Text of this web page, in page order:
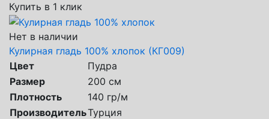
Купить в 1 клик
Нет в наличии
Кулирная гладь 100% хлопок (КГ009)
Цвет
Пудра
Размер
200 см
Плотность
140 гр/м
ПроизводительТурция